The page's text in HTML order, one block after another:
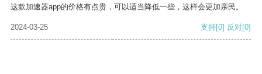
这款加速器app的价格有点贵，可以适当降低一些，这样会更加亲民。
2024-03-25 支持[0] 反对[0]